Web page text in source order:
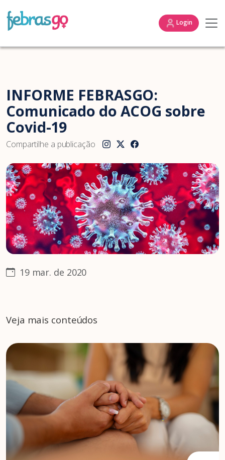
Login
INFORME FEBRASGO:
Comunicado do ACOG sobre
Covid-19
Compartilhe a publicação
19 mar. de 2020
Veja mais conteúdos